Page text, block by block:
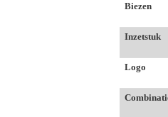
Biezen
Inzetstuk
Logo